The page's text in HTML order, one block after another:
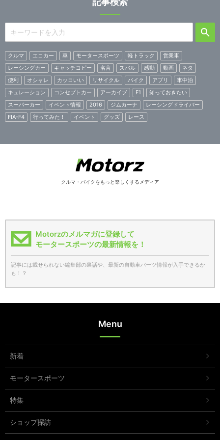
クルマ エコカー 車 モータースポーツ 軽トラック
営業車
レーシングカー
キャッチコピー 名言 スバル 感動 動画
ネタ
便利
オシャレ カッコいい リサイクル バイク アプリ
車中泊
キュレーション
コンセプトカー アーカイブ F1
知っておきたい
スーパーカー
イベント情報 2016 ジムカーナ
レーシングドライバー
FIA-F4
行ってみた！ イベント グッズ レース
クルマ・バイクをもっと楽しくするメディア
Motorzのメルマガに登録して
モータースポーツの最新情報を！
記事には載せられない編集部の裏話や、最新の自動車パーツ情報が入手できるか
も！？
Menu
新着
モータースポーツ
特集
ショップ探訪